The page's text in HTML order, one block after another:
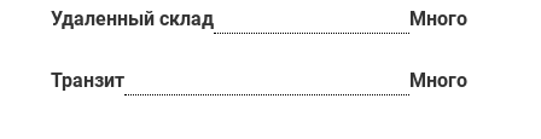
Удаленный склад Много
Транзит Много